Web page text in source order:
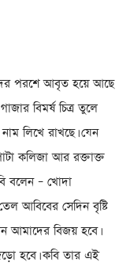
পরশে আবৃত হয়ে আছে
বিমর্ষ চিত্র তুলে
লিখে রাখছে। যেন
কলিজা আর রক্তাক্ত
বলেন – খোদা
আবিবের সেদিন বৃষ্টি
আমাদের বিজয় হবে।
হবে। কবি তার এই